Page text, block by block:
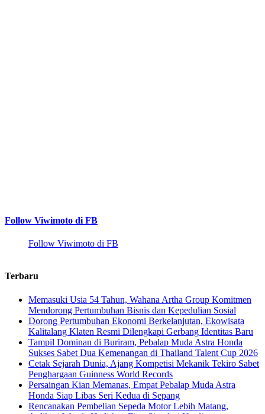
Follow Viwimoto di FB
Follow Viwimoto di FB
Terbaru
Memasuki Usia 54 Tahun, Wahana Artha Group Komitmen
Mendorong Pertumbuhan Bisnis dan Kepedulian Sosial
Dorong Pertumbuhan Ekonomi Berkelanjutan, Ekowisata
Kalitalang Klaten Resmi Dilengkapi Gerbang Identitas Baru
Tampil Dominan di Buriram, Pebalap Muda Astra Honda
Sukses Sabet Dua Kemenangan di Thailand Talent Cup 2026
Cetak Sejarah Dunia, Ajang Kompetisi Mekanik Tekiro Sabet
Penghargaan Guinness World Records
Persaingan Kian Memanas, Empat Pebalap Muda Astra
Honda Siap Libas Seri Kedua di Sepang
Rencanakan Pembelian Sepeda Motor Lebih Matang,